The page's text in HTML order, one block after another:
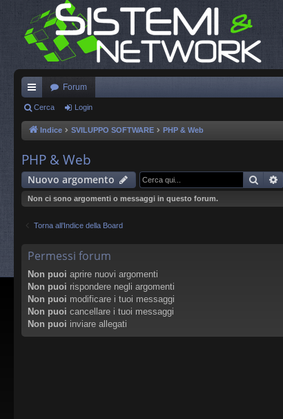
oll
eg
m
en
ap
idi
Forum
Cerca Login
Indice SVILUPPO SOFTWARE PHP & Web
PHP & Web
Nuovo argomento Cerca
Non ci sono argomenti o messaggi in questo forum.
Torna all’Indice della Board
Permessi forum
Non puoi aprire nuovi argomenti
Non puoi rispondere negli argomenti
Non puoi modificare i tuoi messaggi
Non puoi cancellare i tuoi messaggi
Non puoi inviare allegati